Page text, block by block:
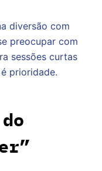
diversão com
preocupar com
sessões curtas
prioridade.